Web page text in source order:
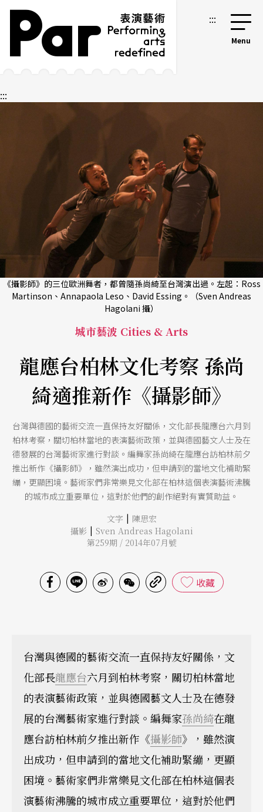
跳到主要內容區塊
網站導覽 :::
:::
《攝影師》的三位歐洲舞者，都曾隨孫尚綺至台灣演出過。左起：Ross
Martinson、Annapaola Leso、David Essing。（Sven Andreas
Hagolani 攝）
城市藝波 Cities & Arts
龍應台柏林文化考察 孫尚
綺適推新作《攝影師》
台灣與德國的藝術交流一直保持友好關係，文化部長龍應台六月到
柏林考察，關切柏林當地的表演藝術政策，並與德國藝文人士及在
德發展的台灣藝術家進行對談。編舞家孫尚綺在龍應台訪柏林前夕
推出新作《攝影師》，雖然演出成功，但申請到的當地文化補助緊
繃，更顯困境。藝術家們非常樂見文化部在柏林這個表演藝術沸騰
的城市成立重要單位，這對於他們的創作絕對有實質助益。
文字 | 陳思宏
攝影 | Sven Andreas Hagolani
第259期 / 2014年07月號
收藏
台灣與德國的藝術交流一直保持友好關係，文
化部長龍應台六月到柏林考察，關切柏林當地
的表演藝術政策，並與德國藝文人士及在德發
展的台灣藝術家進行對談。編舞家孫尚綺在龍
應台訪柏林前夕推出新作《攝影師》，雖然演
出成功，但申請到的當地文化補助緊繃，更顯
困境。藝術家們非常樂見文化部在柏林這個表
演藝術沸騰的城市成立重要單位，這對於他們